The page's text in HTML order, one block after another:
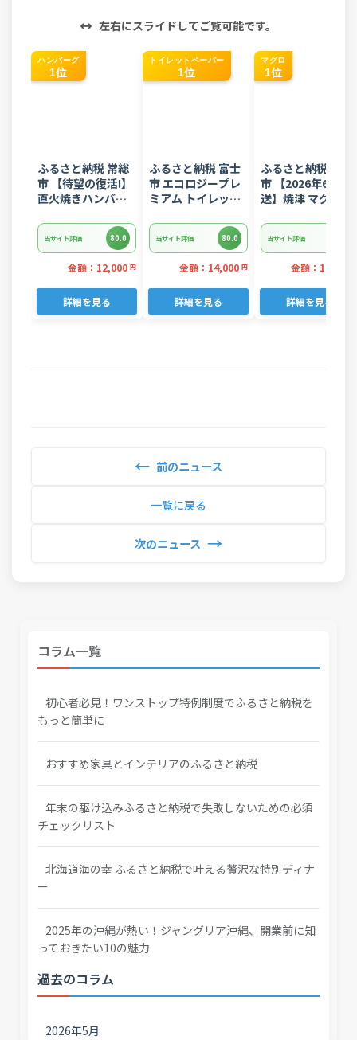
左右にスライドしてご覧可能です。
ハンバーグ
1位
ふるさと納税 常総
市 【待望の復活!】
直火焼きハンバー
ス 3kg 22個入り
当サイト評価 80.0
金額：12,000 円
詳細を見る
トイレットペーパー
1位
ふるさと納税 富士
市 エコロジープレ
ミアム トイレット
ロール 日用品 人気
当サイト評価 80.0
金額：14,000 円
詳細を見る
マグロ
1位
ふるさと納税 焼津
市 【2026年6月発
送】焼津 マグロ ネ
ぎとろ(a10-
875202606)
当サイト評価
金額：11,000
詳細を見る
← 前のニュース
一覧に戻る
次のニュース →
コラム一覧
初心者必見！ワンストップ特例制度でふるさと納税を
もっと簡単に
おすすめ家具とインテリアのふるさと納税
年末の駆け込みふるさと納税で失敗しないための必須
チェックリスト
北海道海の幸 ふるさと納税で叶える贅沢な特別ディナ
ー
2025年の沖縄が熱い！ジャングリア沖縄、開業前に知
っておきたい10の魅力
過去のコラム
2026年5月